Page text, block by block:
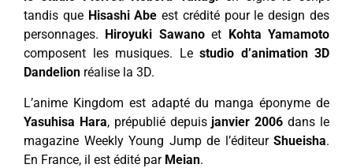
tandis que Hisashi Abe est crédité pour le design des
personnages. Hiroyuki Sawanoet Kohta Yamamoto
composent les musiques. Lestudio d’animation 3D
Dandelion réalise la 3D.
L’anime Kingdom est adapté du manga éponyme de
Yasuhisa Hara, prépublié depuis janvier 2006 dans le
magazine Weekly Young Jump de l’éditeur Shueisha.
En France, il est édité par Meian.